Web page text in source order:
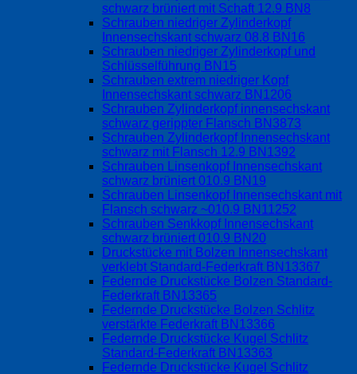
schwarz brüniert mit Schaft 12.9 BN8
Schrauben niedriger Zylinderkopf
Innensechskant schwarz 08.8 BN16
Schrauben niedriger Zylinderkopf und
Schlüsselführung BN15
Schrauben extrem niedriger Kopf
Innensechskant schwarz BN1206
Schrauben Zylinderkopf innensechskant
schwarz gerippter Flansch BN3873
Schrauben Zylinderkopf Innensechskant
schwarz mit Flansch 12.9 BN1392
Schrauben Linsenkopf Innensechskant
schwarz brüniert 010.9 BN19
Schrauben Linsenkopf Innensechskant mit
Flansch schwarz ~010.9 BN11252
Schrauben Senkkopf Innensechskant
schwarz brüniert 010.9 BN20
Druckstücke mit Bolzen Innensechskant
verklebt Standard-Federkraft BN13367
Federnde Druckstücke Bolzen Standard-
Federkraft BN13365
Federnde Druckstücke Bolzen Schlitz
verstärkte Federkraft BN13366
Federnde Druckstücke Kugel Schlitz
Standard-Federkraft BN13363
Federnde Druckstücke Kugel Schlitz